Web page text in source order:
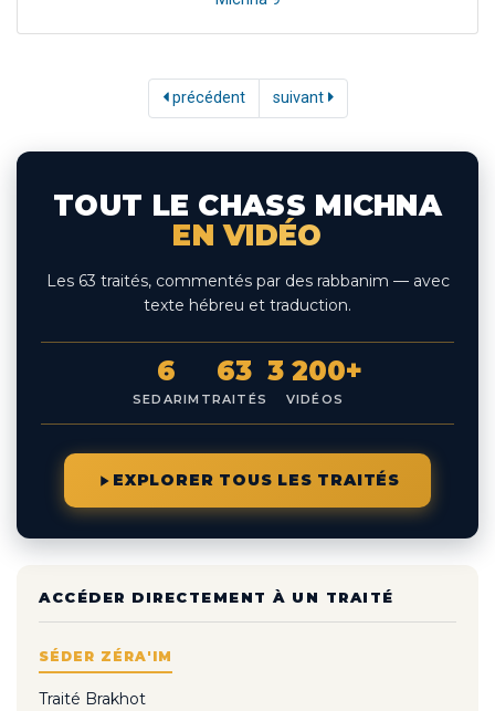
précédent suivant
TOUT LE CHASS MICHNA
EN VIDÉO
Les 63 traités, commentés par des rabbanim — avec
texte hébreu et traduction.
6
SEDARIM
63
TRAITÉS
3 200+
VIDÉOS
EXPLORER TOUS LES TRAITÉS
ACCÉDER DIRECTEMENT À UN TRAITÉ
SÉDER ZÉRA'IM
Traité Brakhot